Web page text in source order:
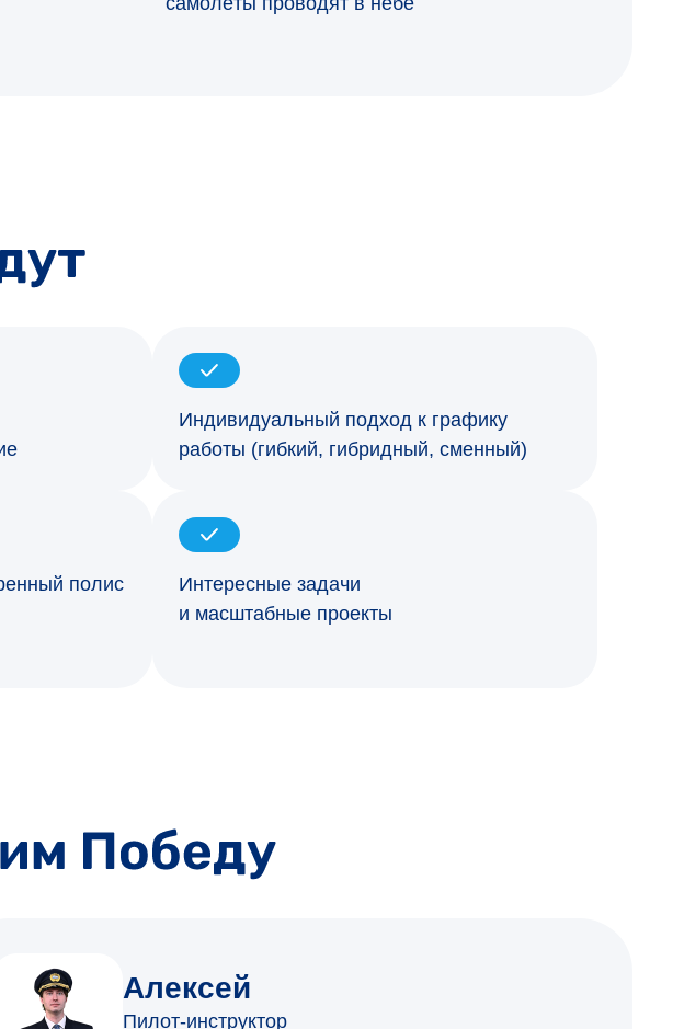
Индивидуальный подход к графику
работы (гибкий, гибридный, сменный)
полис
Интересные задачи
и масштабные проекты
Алексей
Пилот-инструктор